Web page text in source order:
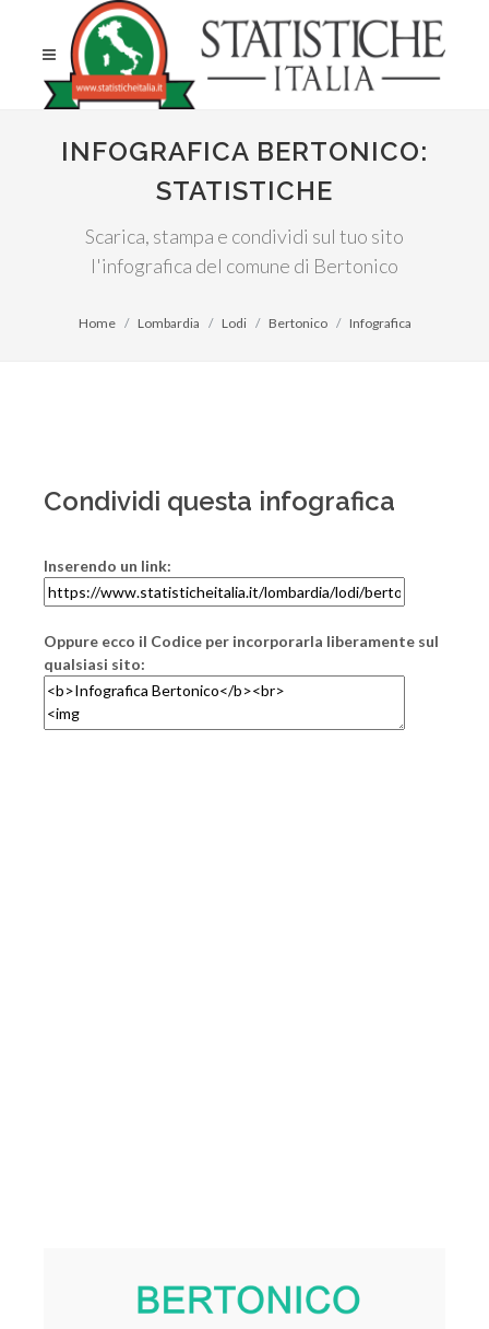
INFOGRAFICA BERTONICO:
STATISTICHE
Scarica, stampa e condividi sul tuo sito
l'infografica del comune di Bertonico
Home Lombardia Lodi Bertonico Infografica
Condividi questa infografica
Inserendo un link:
Oppure ecco il Codice per incorporarla liberamente sul
qualsiasi sito: